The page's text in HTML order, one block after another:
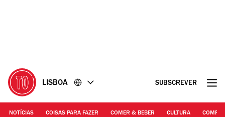
LISBOA SUBSCREVER
NOTÍCIAS COISAS PARA FAZER COMER & BEBER CULTURA